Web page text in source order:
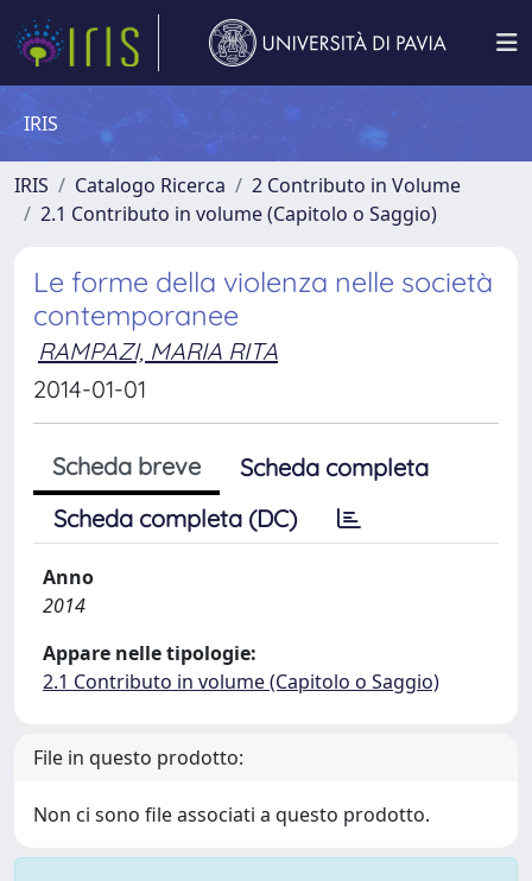
IRIS
IRIS Catalogo Ricerca
2 Contributo in Volume
2.1 Contributo in volume (Capitolo o Saggio)
Le forme della violenza nelle società
contemporanee
RAMPAZI, MARIA RITA
2014-01-01
Scheda breve
Scheda completa
Scheda completa (DC)
Anno
2014
Appare nelle tipologie:
2.1 Contributo in volume (Capitolo o Saggio)
File in questo prodotto:
Non ci sono file associati a questo prodotto.